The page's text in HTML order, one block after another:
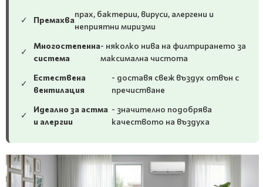
✓ Премахва
прах, бактерии, вируси, алергени и
неприятни миризми
✓
Многостепенна
система
- няколко нива на филтрирането за
максимална чистота
✓
Естествена
вентилация
- доставя свеж въздух отвън с
пречистване
✓
Идеално за астма
и алергии
- значително подобрява
качеството на въздуха